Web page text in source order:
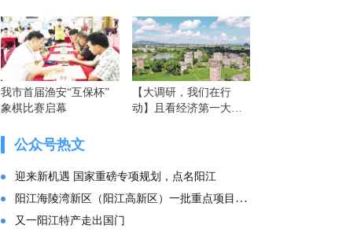
我市首届渔安“互保杯”
象棋比赛启幕
【大调研，我们在行
动】且看经济第一大省
公众号热文
迎来新机遇 国家重磅专项规划，点名阳江
阳江海陵湾新区（阳江高新区）一批重点项目集中投产
又一阳江特产走出国门